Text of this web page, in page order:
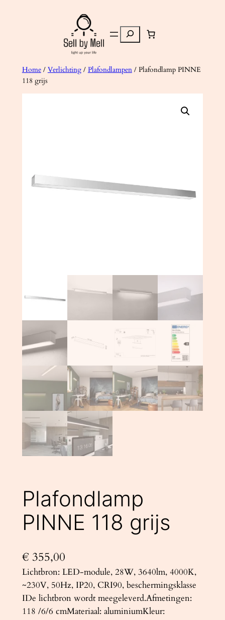
Zoeken
Home/ Verlichting/ Plafondlampen/ Plafondlamp PINNE
118 grijs
Plafondlamp
PINNE 118 grijs
€ 355,00
Lichtbron: LED-module, 28W, 3640lm, 4000K,
~230V, 50Hz, IP20, CRI90, beschermingsklasse
IDe lichtbron wordt meegeleverd.Afmetingen:
118 /6/6 cmMateriaal: aluminiumKleur: